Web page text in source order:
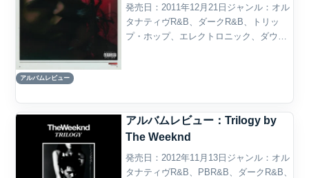
アルバムレビュー
発売日：2011年12月21日ジャンル：オル
タナティヴR&B、ダークR&B、トリッ
プ・ホップ、エレクトロニック、ダウン
アルバムレビュー：Trilogy by
The Weeknd
発売日：2012年11月13日ジャンル：オル
タナティヴR&B、PBR&B、ダークR&B、